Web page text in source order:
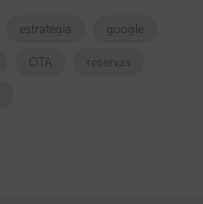
estrategia google
OTA reservas